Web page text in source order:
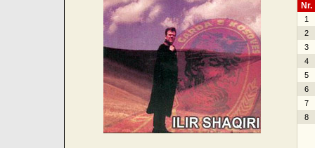
Nr.
1
2
3
4
5
6
7
8